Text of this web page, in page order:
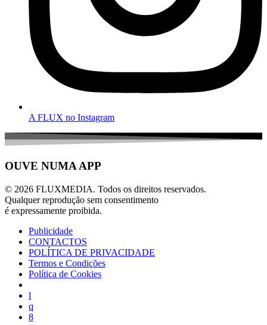
A FLUX no Instagram
OUVE NUMA APP
© 2026 FLUXMEDIA. Todos os direitos reservados.
Qualquer reprodução sem consentimento
é expressamente proibida.
Publicidade
CONTACTOS
POLÍTICA DE PRIVACIDADE
Termos e Condições
Política de Cookies